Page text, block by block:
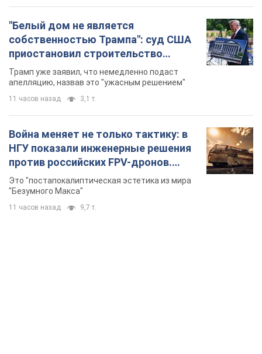
"Белый дом не является
собственностью Трампа": суд США
приостановил строительство
бального зала стоимостью 400 млн
долларов
Трамп уже заявил, что немедленно подаст
апелляцию, назвав это "ужасным решением"
11 часов назад 3,1 т.
Война меняет не только тактику: в
НГУ показали инженерные решения
против российских FPV-дронов.
Фото
Это "постапокалиптическая эстетика из мира
"Безумного Макса"
11 часов назад 9,7 т.